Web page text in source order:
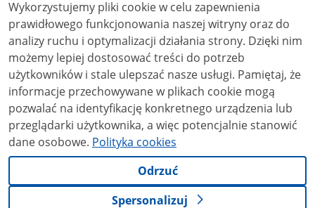
niekomercyjne - bez utworów zależnych 4.0 (CC BY-
NC-ND 4.0), o ile nie jest to stwierdzone inaczej.
Wykorzystujemy pliki cookie w celu zapewnienia
prawidłowego funkcjonowania naszej witryny oraz do
analizy ruchu i optymalizacji działania strony. Dzięki nim
możemy lepiej dostosować treści do potrzeb
użytkowników i stale ulepszać nasze usługi. Pamiętaj, że
informacje przechowywane w plikach cookie mogą
pozwalać na identyfikację konkretnego urządzenia lub
przeglądarki użytkownika, a więc potencjalnie stanowić
dane osobowe. Polityka cookies
Odrzuć
Spersonalizuj